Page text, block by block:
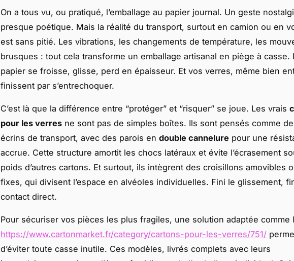
On a tous vu, ou pratiqué, l’emballage au papier journal. Un geste
presque poétique. Mais la réalité du transport, surtout en camion ou en
est sans pitié. Les vibrations, les changements de température, les
brusques : tout cela transforme un emballage artisanal en piège à casse.
papier se froisse, glisse, perd en épaisseur. Et vos verres, même bien
finissent par s’entrechoquer.
C’est là que la différence entre “protéger” et “risquer” se joue. Les vrais
pour les verres ne sont pas de simples boîtes. Ils sont pensés comme
écrins de transport, avec des parois en double cannelure pour une
accrue. Cette structure amortit les chocs latéraux et évite l’écrasement
poids d’autres cartons. Et surtout, ils intègrent des croisillons amovibles
fixes, qui divisent l’espace en alvéoles individuelles. Fini le glissement,
contact direct.
Pour sécuriser vos pièces les plus fragiles, une solution adaptée comme
https://www.cartonmarket.fr/category/cartons-pour-les-verres/751/
d’éviter toute casse inutile. Ces modèles, livrés complets avec leurs